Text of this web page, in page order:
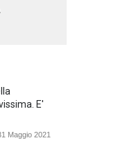
E'
Maggio 2021